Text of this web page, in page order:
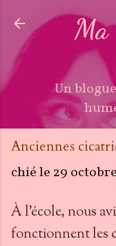
Ma
Un
Anciennes
chié le29 octobre
À l’école, nous
fonctionnent les